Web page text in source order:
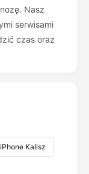
Nasz
serwisami
czas oraz
Kalisz